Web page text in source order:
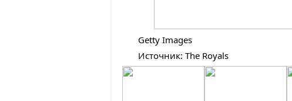
Getty Images
Источник: The Royals